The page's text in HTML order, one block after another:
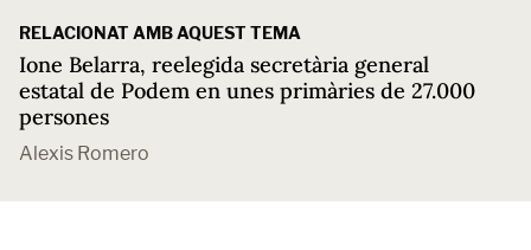
RELACIONAT AMB AQUEST TEMA
Ione Belarra, reelegida secretària general
estatal de Podem en unes primàries de 27.000
persones
Alexis Romero